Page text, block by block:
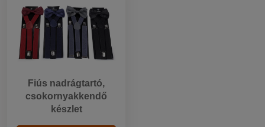
Fiús nadrágtartó,
csokornyakkendő
készlet